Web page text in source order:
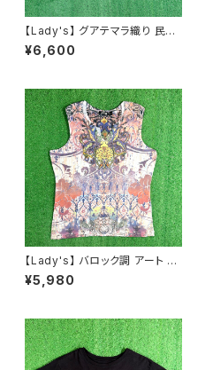
【Lady's】 グアテマラ織り 民族
刺繍 トップス / 古着 レディース
半袖 シャツ N1565
¥6,600
【Lady's】 バロック調 アート デ
ザイン ノースリーブ Tシャツ /
古着 タンクトップ トップス ティ
¥5,980